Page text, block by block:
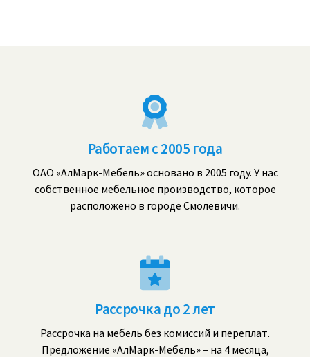
Работаем с 2005 года
ОАО «АлМарк-Мебель» основано в 2005 году. У нас
собственное мебельное производство, которое
расположено в городе Смолевичи.
Рассрочка до 2 лет
Рассрочка на мебель без комиссий и переплат.
Предложение «АлМарк-Мебель» – на 4 месяца,